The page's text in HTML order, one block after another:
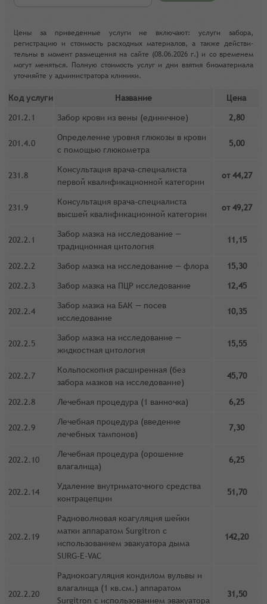
Це­ны за при­ве­ден­ные услу­ги не вклю­ча­ют: услу­ги за­бо­ра,
регистрацию и сто­и­мость рас­ход­ных ма­те­ри­а­лов, а так­же действи­
тель­ны в мо­мент раз­ме­ще­ния на сай­те (08.06.2026 г.) и со вре­ме­нем
мо­гут ме­нять­ся. Пол­ную сто­и­мость услуг и дни взятия биоматериала
уточ­няй­те у ад­ми­ни­стра­то­ра кли­ни­ки.
Код услуги Название Цена
201.2.1 Забор крови из вены (единичное) 2,80
201.4.0
Определение уровня глюкозы в крови
с помощью глюкометра
5,00
231.8
Консультация врача-специалиста
первой квалификационной категории
от 44,27
231.9
Консультация врача-специалиста
высшей квалификационной категории
от 49,27
202.2.1
Забор мазка на исследование —
традиционная цитология
11,15
202.2.2 Забор мазка на исследование — флора 15,30
202.2.3 Забор мазка на ПЦР исследование 12,45
202.2.4
Забор мазка на БАК — посев
исследование
10,35
202.2.5
Забор мазка на исследование —
жидкостная цитология
15,55
202.2.7
Кольпоскопия расширенная (без
забора мазков на исследование)
45,70
202.2.8 Лечебная процедура (1 ванночка) 6,25
202.2.9
Лечебная процедура (введение
лечебных тампонов)
7,30
202.2.10
Лечебная процедура (орошение
влагалища)
6,25
202.2.14
Удаление внутриматочного средства
контрацепции
51,70
202.2.19
Радиоволновая коагуляция шейки
матки аппаратом Surgitron с
использованием эвакуатора дыма
SURG-E-VAC
142,20
202.2.20
Радиокоагуляция кондилом вульвы и
влагалища (1 кв.см.) аппаратом
Surgitron с использованием эвакуатора
31,50